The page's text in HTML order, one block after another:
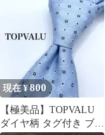
現在 ¥800
【極美品】TOPVALU
ダイヤ柄 タグ付き ブル